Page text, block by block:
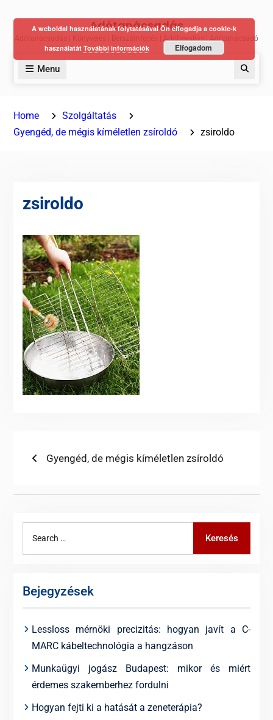
Adótanácsadás
Adótanácsadás | Könyvelés | Bérszámfejtés | Adóbevallás | Adótanácsadó
Menu
Home
Szolgáltatás
Gyengéd, de mégis kíméletlen zsíroldó
zsiroldo
zsiroldo
Bejegyzés
Previous
Gyengéd, de mégis kíméletlen zsíroldó
Keresés
Bejegyzések
Lessloss mérnöki precizitás: hogyan javít a C-
MARC kábeltechnológia a hangzáson
Munkaügyi jogász Budapest: mikor és miért
érdemes szakemberhez fordulni
Hogyan fejti ki a hatását a zeneterápia?
A weboldal használatának folytatásával Ön elfogadja a cookie-k
használatát További információk Elfogadom